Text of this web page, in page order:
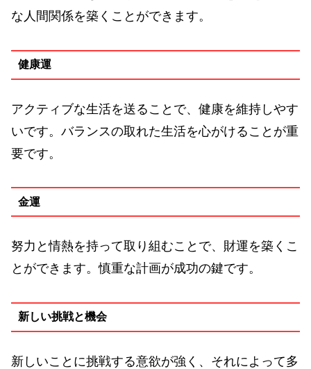
な人間関係を築くことができます。
健康運
アクティブな生活を送ることで、健康を維持しやす
いです。バランスの取れた生活を心がけることが重
要です。
金運
努力と情熱を持って取り組むことで、財運を築くこ
とができます。慎重な計画が成功の鍵です。
新しい挑戦と機会
新しいことに挑戦する意欲が強く、それによって多